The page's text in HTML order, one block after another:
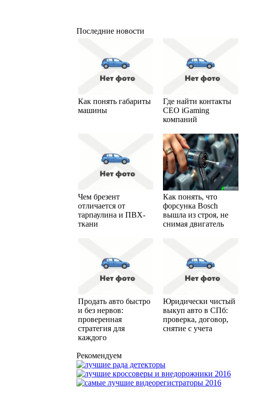
Последние новости
Как понять габариты
машины
Где найти контакты
CEO iGaming
компаний
Чем брезент
отличается от
тарпаулина и ПВХ-
ткани
Как понять, что
форсунка Bosch
вышла из строя, не
снимая двигатель
Продать авто быстро
и без нервов:
проверенная
стратегия для
каждого
Юридически чистый
выкуп авто в СПб:
проверка, договор,
снятие с учета
Рекомендуем